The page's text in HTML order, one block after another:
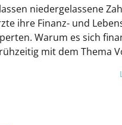
niedergelassene
ihre Finanz- und
Warum es sich
mit dem Thema